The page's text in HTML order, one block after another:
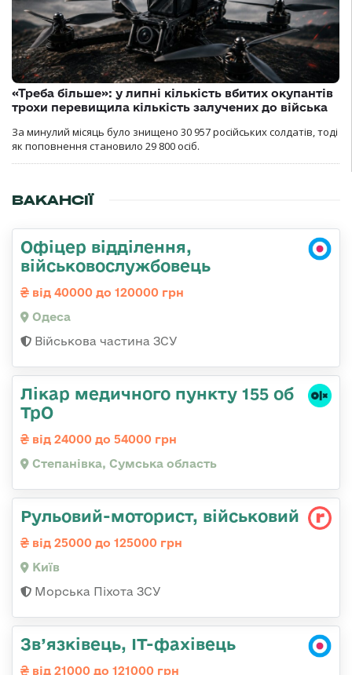
«Треба більше»: у липні кількість вбитих окупантів
трохи перевищила кількість залучених до війська
За минулий місяць було знищено 30 957 російських солдатів, тоді
як поповнення становило 29 800 осіб.
ВАКАНСІЇ
Офіцер відділення,
військовослужбовець
від 40000 до 120000 грн
Одеса
Військова частина ЗСУ
Лікар медичного пункту 155 об
ТрО
від 24000 до 54000 грн
Степанівка, Сумська область
Рульовий-мотоpист, військовий
від 25000 до 125000 грн
Київ
Морська Піхота ЗСУ
Зв’язківець, ІТ-фахівець
від 21000 до 121000 грн